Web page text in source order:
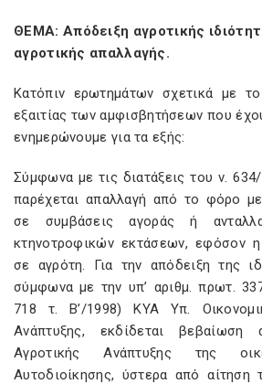
ΘΕΜΑ: Απόδειξη αγροτικής
αγροτικής απαλλαγής.
Κατόπιν ερωτημάτων σχετικά με
εξαιτίας των αμφισβητήσεων που
ενημερώνουμε για τα εξής:
Σύμφωνα με τις διατάξεις του ν.
παρέχεται απαλλαγή από το φόρο
σε συμβάσεις αγοράς ή
κτηνοτροφικών εκτάσεων, εφόσον η
σε αγρότη. Για την απόδειξη της
σύμφωνα με την υπ’ αριθμ. πρωτ.
718 τ. Β’/1998) ΚΥΑ Υπ.
Ανάπτυξης, εκδίδεται
Αγροτικής Ανάπτυξης της
Αυτοδιοίκησης, ύστερα από αίτηση